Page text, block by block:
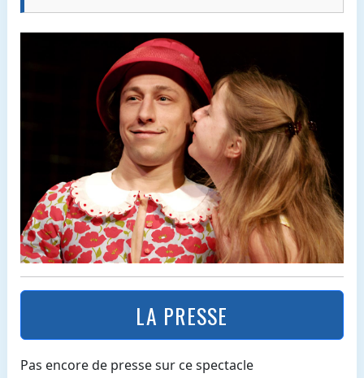
LA PRESSE
Pas encore de presse sur ce spectacle